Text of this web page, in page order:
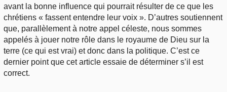
avant la bonne influence qui pourrait résulter de ce que les
chrétiens « fassent entendre leur voix ». D’autres soutiennent
que, parallèlement à notre appel céleste, nous sommes
appelés à jouer notre rôle dans le royaume de Dieu sur la
terre (ce qui est vrai) et donc dans la politique. C’est ce
dernier point que cet article essaie de déterminer s’il est
correct.